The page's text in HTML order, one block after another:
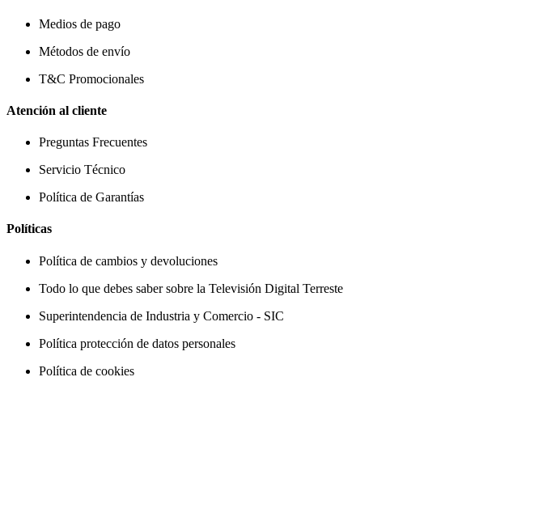
Medios de pago
Métodos de envío
T&C Promocionales
Atención al cliente
Preguntas Frecuentes
Servicio Técnico
Política de Garantías
Políticas
Política de cambios y devoluciones
Todo lo que debes saber sobre la Televisión Digital Terreste
Superintendencia de Industria y Comercio - SIC
Política protección de datos personales
Política de cookies